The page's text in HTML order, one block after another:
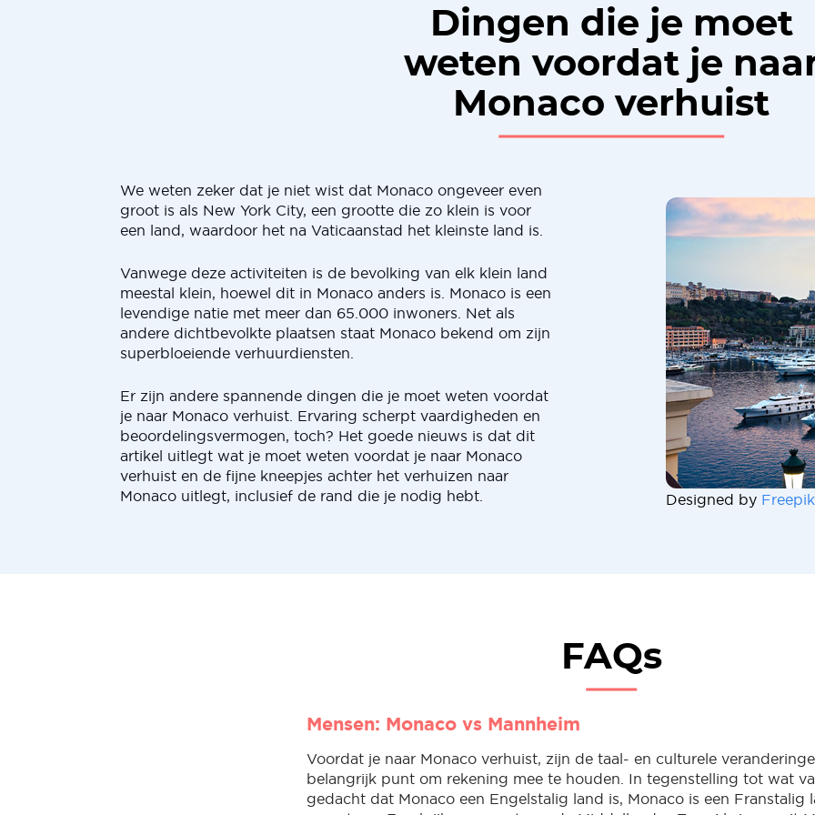
Dingen die je moet
weten voordat je
Monaco verhuist
We weten zeker dat je niet wist dat Monaco ongeveer even
groot is als New York City, een grootte die zo klein is voor
een land, waardoor het na Vaticaanstad het kleinste land is.
Vanwege deze activiteiten is de bevolking van elk klein land
meestal klein, hoewel dit in Monaco anders is. Monaco is een
levendige natie met meer dan 65.000 inwoners. Net als
andere dichtbevolkte plaatsen staat Monaco bekend om zijn
superbloeiende verhuurdiensten.
Er zijn andere spannende dingen die je moet weten voordat
je naar Monaco verhuist. Ervaring scherpt vaardigheden en
beoordelingsvermogen, toch? Het goede nieuws is dat dit
artikel uitlegt wat je moet weten voordat je naar Monaco
verhuist en de fijne kneepjes achter het verhuizen naar
Monaco uitlegt, inclusief de rand die je nodig hebt.
Designed by Freepik
FAQs
Mensen: Monaco vs Mannheim
Voordat je naar Monaco verhuist, zijn de taal- en culturele
belangrijk punt om rekening mee te houden. In tegenstelling tot wat
gedacht dat Monaco een Engelstalig land is, Monaco is een Franstalig